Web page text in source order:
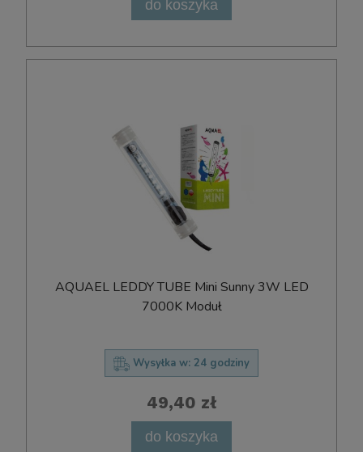
do koszyka
AQUAEL LEDDY TUBE Mini Sunny 3W LED
7000K Moduł
Wysyłka w: 24 godziny
49,40 zł
do koszyka